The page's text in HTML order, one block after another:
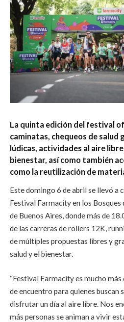
La quinta edición del festival
caminatas, chequeos de
lúdicas, actividades al aire
bienestar, así como también
como la reutilización de
Este domingo 6 de abril se llevó a
Festival Farmacity en los Bosques
de Buenos Aires, donde más de
de las carreras de rollers 12K,
de múltiples propuestas libres y
salud y el bienestar.
“Festival Farmacity es mucho más
de encuentro para quienes buscan
disfrutar un día al aire libre. Nos
más personas se animan a vivir